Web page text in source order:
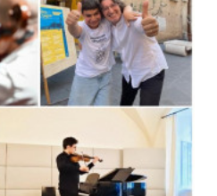
զարգանում են
շնորհիվ․ ԶՊՄԿ
ներկայացվեց «Մտապահիր
խաղը
«Ուժեղ Հայաստան»-ի
ԱԺ-ն և կշարժվեն դեպի